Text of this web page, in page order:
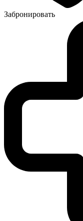
Забронировать